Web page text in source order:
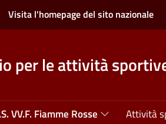
Visita l'homepage del sito nazionale
per le attività
VV.F. Fiamme Rosse Attività